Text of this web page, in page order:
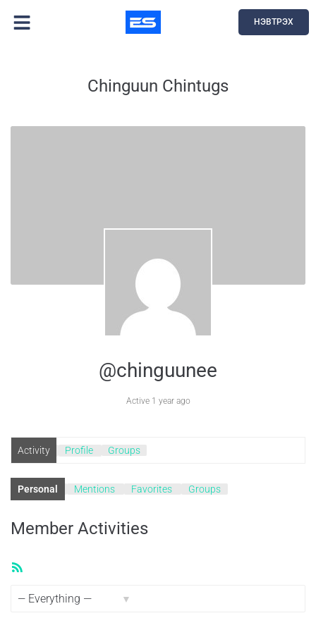
НЭВТРЭХ
Chinguun Chintugs
@chinguunee
Active 1 year ago
Activity Profile Groups
Personal Mentions Favorites Groups
Member Activities